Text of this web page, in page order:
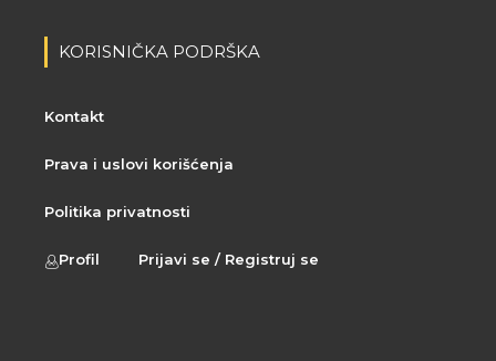
KORISNIČKA PODRŠKA
Kontakt
Prava i uslovi korišćenja
Politika privatnosti
Profil Prijavi se / Registruj se